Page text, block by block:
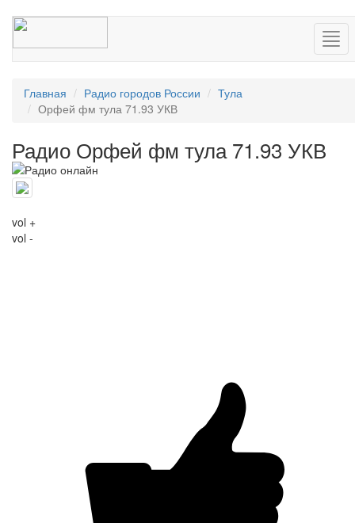
Главная Радио городов России
Тула
Орфей фм тула 71.93 УКВ
Радио Орфей фм тула 71.93 УКВ
vol +
vol -